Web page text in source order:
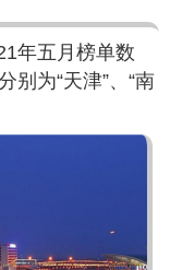
年五月榜单数
别为“天津”、“南